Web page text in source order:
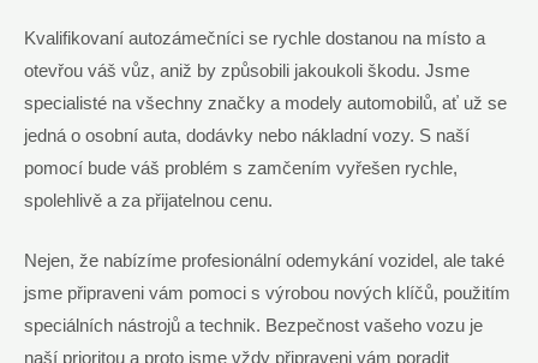
Kvalifikovaní autozámečníci se rychle dostanou na místo a
otevřou váš vůz, aniž by způsobili jakoukoli škodu. Jsme
specialisté na všechny značky a modely automobilů, ať už se
jedná o osobní auta, dodávky nebo nákladní vozy. S naší
pomocí bude váš problém s zamčením vyřešen rychle,
spolehlivě a za přijatelnou cenu.
Nejen, že nabízíme profesionální odemykání vozidel, ale také
jsme připraveni vám pomoci s výrobou nových klíčů, použitím
speciálních nástrojů a technik. Bezpečnost vašeho vozu je
naší prioritou a proto jsme vždy připraveni vám poradit